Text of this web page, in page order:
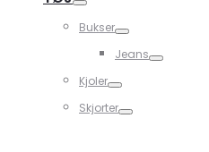
Bukser
Jeans
Kjoler
Skjorter